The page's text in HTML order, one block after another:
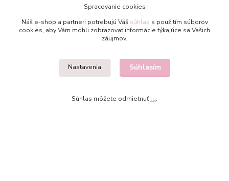
Spracovanie cookies
Náš e-shop a partneri potrebujú Váš súhlas s použitím súborov
cookies, aby Vám mohli zobrazovať informácie týkajúce sa Vašich
záujmov.
Nastavenia Súhlasím
Súhlas môžete odmietnuťtu.